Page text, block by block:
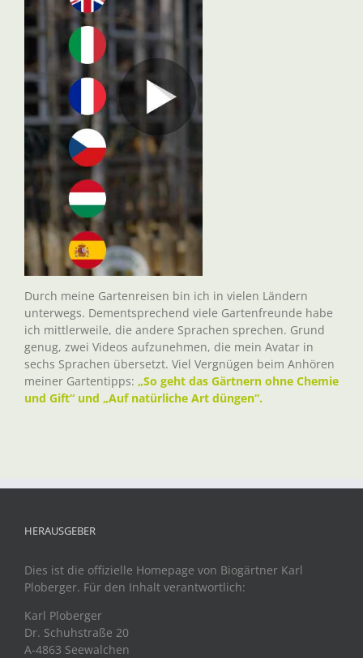
Durch meine Gartenreisen bin ich in vielen Ländern
unterwegs. Dementsprechend viele Gartenfreunde habe
ich mittlerweile, die andere Sprachen sprechen. Grund
genug, zwei Videos aufzunehmen, die mein Avatar in
sechs Sprachen übersetzt. Viel Vergnügen beim Anhören
meiner Gartentipps: „So geht das Gärtnern ohne Chemie
und Gift“ und „Auf natürliche Art düngen“.
HERAUSGEBER
Dies ist die offizielle Homepage von Biogärtner Karl
Ploberger. Für den Inhalt verantwortlich:
Karl Ploberger
Dr. Schuhstraße 20
A-4863 Seewalchen